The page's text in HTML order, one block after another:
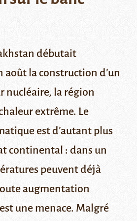
débutait
la construction d’un
nucléaire, la région
extrême. Le
est d’autant plus
continental : dans un
peuvent déjà
augmentation
une menace. Malgré